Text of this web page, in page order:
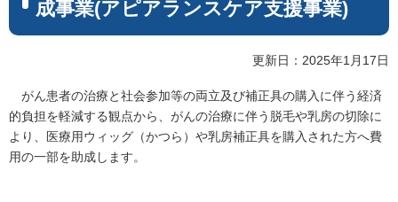
成事業(アピアランスケア支援事業)
更新日：2025年1月17日
がん患者の治療と社会参加等の両立及び補正具の購入に伴う経済
的負担を軽減する観点から、がんの治療に伴う脱毛や乳房の切除に
より、医療用ウィッグ（かつら）や乳房補正具を購入された方へ費
用の一部を助成します。